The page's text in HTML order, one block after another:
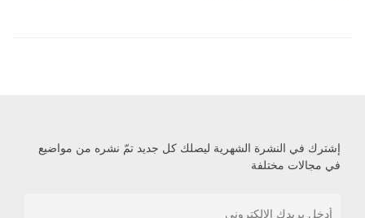
إشترك في النشرة الشهرية ليصلك كل جديد تمّ نشره من مواضيع
في مجالات مختلفة